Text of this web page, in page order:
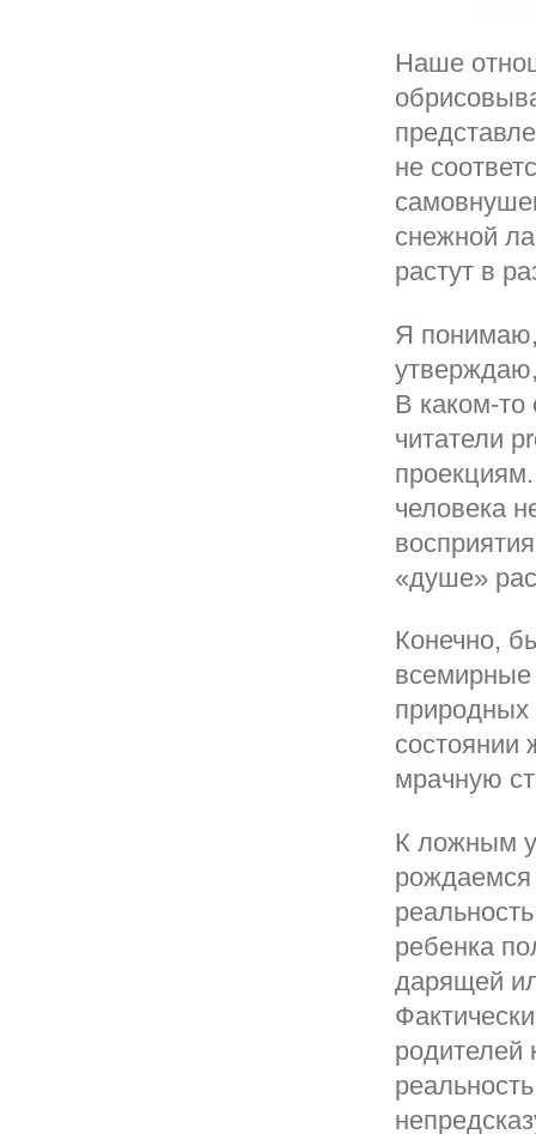
Наше
не
снежной
растут в
Я понимаю,
В каком-
читатели
человека
«душе»
Конечно,
всемирные
природных
состоянии
мрачную
К ложным
ребенка
дарящей
родителей